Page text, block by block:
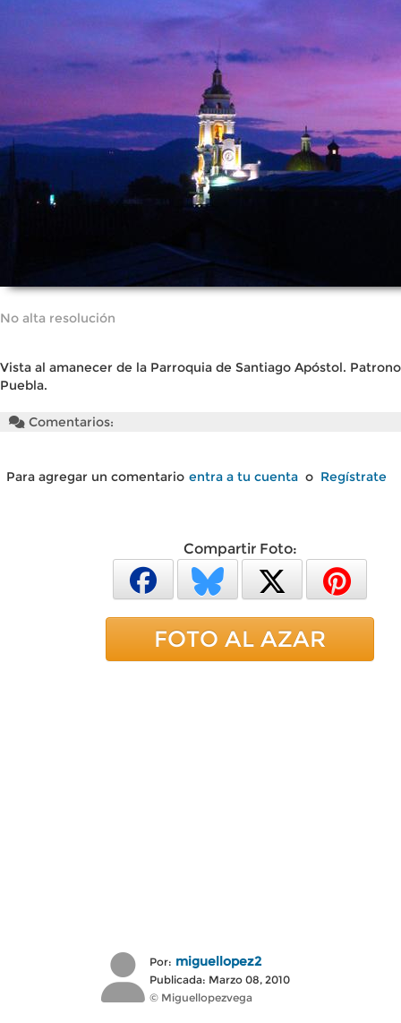
No alta resolución
Vista al amanecer de la Parroquia de Santiago Apóstol.
Puebla.
Comentarios:
Para agregar un comentario entra a tu cuenta o Regístrate
Compartir Foto:
FOTO AL AZAR
Por: miguellopez2
Publicada: Marzo 08, 2010
© Miguellopezvega